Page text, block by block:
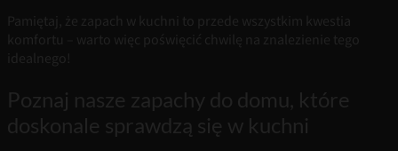
Pamiętaj, że zapach w kuchni to przede wszystkim kwestia
komfortu – warto więc poświęcić chwilę na znalezienie tego
idealnego!
Poznaj nasze zapachy do domu, które
doskonale sprawdzą się w kuchni